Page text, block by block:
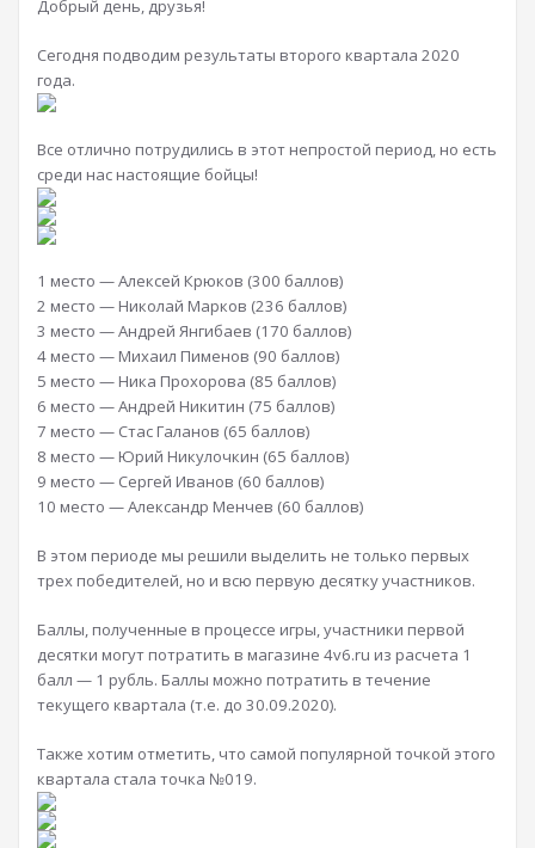
Добрый день, друзья!
Сегодня подводим результаты второго квартала 2020
года.
Все отлично потрудились в этот непростой период, но есть
среди нас настоящие бойцы!
1 место — Алексей Крюков (300 баллов)
2 место — Николай Марков (236 баллов)
3 место — Андрей Янгибаев (170 баллов)
4 место — Михаил Пименов (90 баллов)
5 место — Ника Прохорова (85 баллов)
6 место — Андрей Никитин (75 баллов)
7 место — Стас Галанов (65 баллов)
8 место — Юрий Никулочкин (65 баллов)
9 место — Сергей Иванов (60 баллов)
10 место — Александр Менчев (60 баллов)
В этом периоде мы решили выделить не только первых
трех победителей, но и всю первую десятку участников.
Баллы, полученные в процессе игры, участники первой
десятки могут потратить в магазине 4v6.ru из расчета 1
балл — 1 рубль. Баллы можно потратить в течение
текущего квартала (т.е. до 30.09.2020).
Также хотим отметить, что самой популярной точкой этого
квартала стала точка №019.